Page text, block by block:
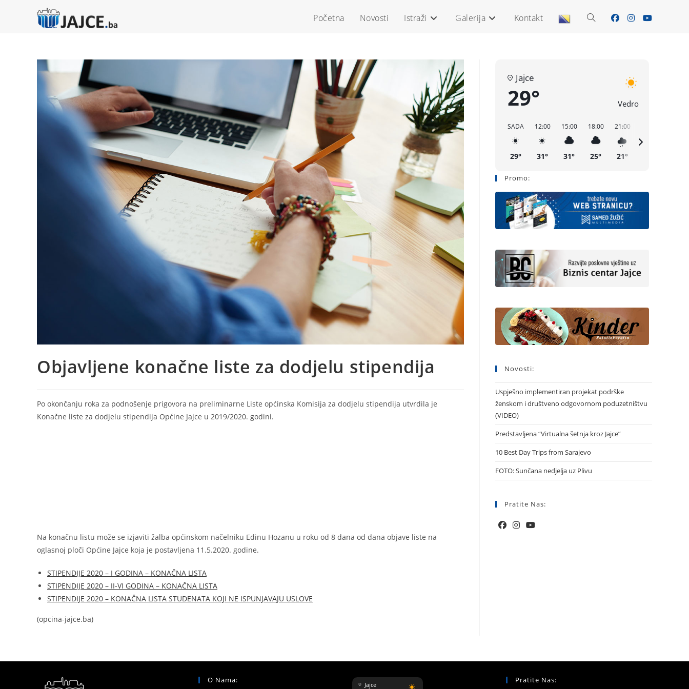
Početna Novosti Istraži Galerija Kontakt
Objavljene konačne liste za dodjelu stipendija
Po okončanju roka za podnošenje prigovora na preliminarne Liste općinska Komisija za dodjelu stipendija utvrdila je
Konačne liste za dodjelu stipendija Općine Jajce u 2019/2020. godini.
Na konačnu listu može se izjaviti žalba općinskom načelniku Edinu Hozanu u roku od 8 dana od dana objave liste na
oglasnoj ploči Općine Jajce koja je postavljena 11.5.2020. godine.
STIPENDIJE 2020 – I GODINA – KONAČNA LISTA
STIPENDIJE 2020 – II-VI GODINA – KONAČNA LISTA
STIPENDIJE 2020 – KONAČNA LISTA STUDENATA KOJI NE ISPUNJAVAJU USLOVE
(opcina-jajce.ba)
Jajce
29° Vedro
SADA
29°
12:00
31°
15:00
31°
18:00
25°
21:00
21°
Promo:
Novosti:
Uspješno implementiran projekat podrške
ženskom i društveno odgovornom poduzetništvu
(VIDEO)
Predstavljena “Virtualna šetnja kroz Jajce”
10 Best Day Trips from Sarajevo
FOTO: Sunčana nedjelja uz Plivu
Pratite Nas:
O Nama: Jajce Pratite Nas: